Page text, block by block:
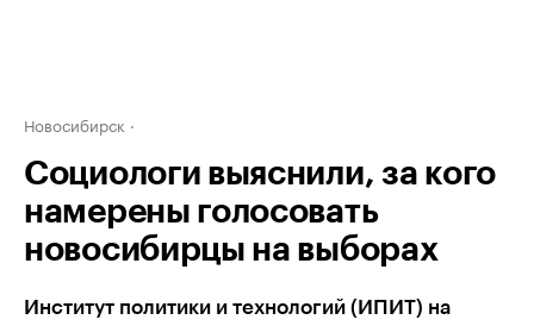
Новосибирск
Социологи выяснили, за кого
намерены голосовать
новосибирцы на выборах
Институт политики и технологий (ИПИТ) на